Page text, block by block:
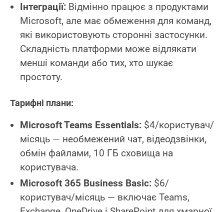
Інтеграції: Відмінно працює з продуктами
Microsoft, але має обмеження для команд,
які використовують сторонні застосунки.
Складність платформи може відлякати
менші команди або тих, хто шукає
простоту.
Тарифні плани:
Microsoft Teams Essentials: $4/користувач/
місяць — необмежений чат, відеодзвінки,
обмін файлами, 10 ГБ сховища на
користувача.
Microsoft 365 Business Basic: $6/
користувач/місяць — включає Teams,